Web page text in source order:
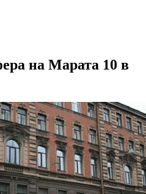
на Марата 10 в